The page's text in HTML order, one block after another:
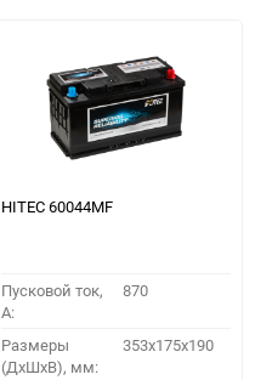
HITEC 60044MF
Пусковой ток,
A:
870
Размеры
(ДхШхВ), мм:
353x175x190